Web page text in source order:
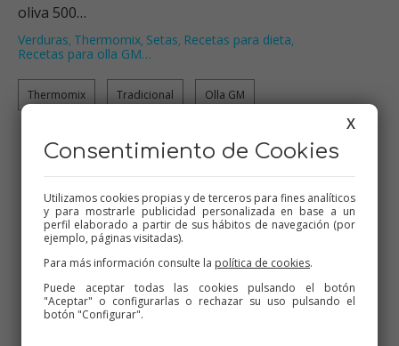
oliva 500…
Verduras, Thermomix, Setas, Recetas para dieta,
Recetas para olla GM…
Thermomix Tradicional Olla GM
25 26 27 28 29
Descarga la App
X
Consentimiento de Cookies
Utilizamos cookies propias y de terceros para fines analíticos
y para mostrarle publicidad personalizada en base a un
perfil elaborado a partir de sus hábitos de navegación (por
ejemplo, páginas visitadas).
Para más información consulte la política de cookies.
Puede aceptar todas las cookies pulsando el botón
"Aceptar" o configurarlas o rechazar su uso pulsando el
botón "Configurar".